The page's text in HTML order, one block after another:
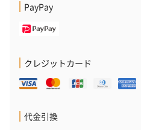
PayPay
クレジットカード
代金引換